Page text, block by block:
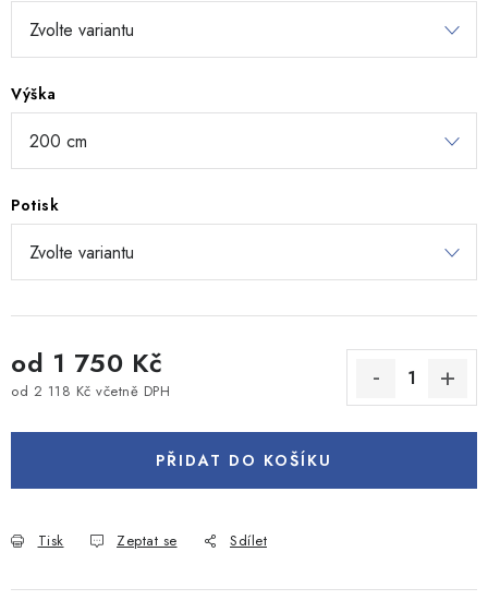
Výška
Potisk
od 1 750 Kč
od 2 118 Kč včetně DPH
PŘIDAT DO KOŠÍKU
Tisk Zeptat se Sdílet